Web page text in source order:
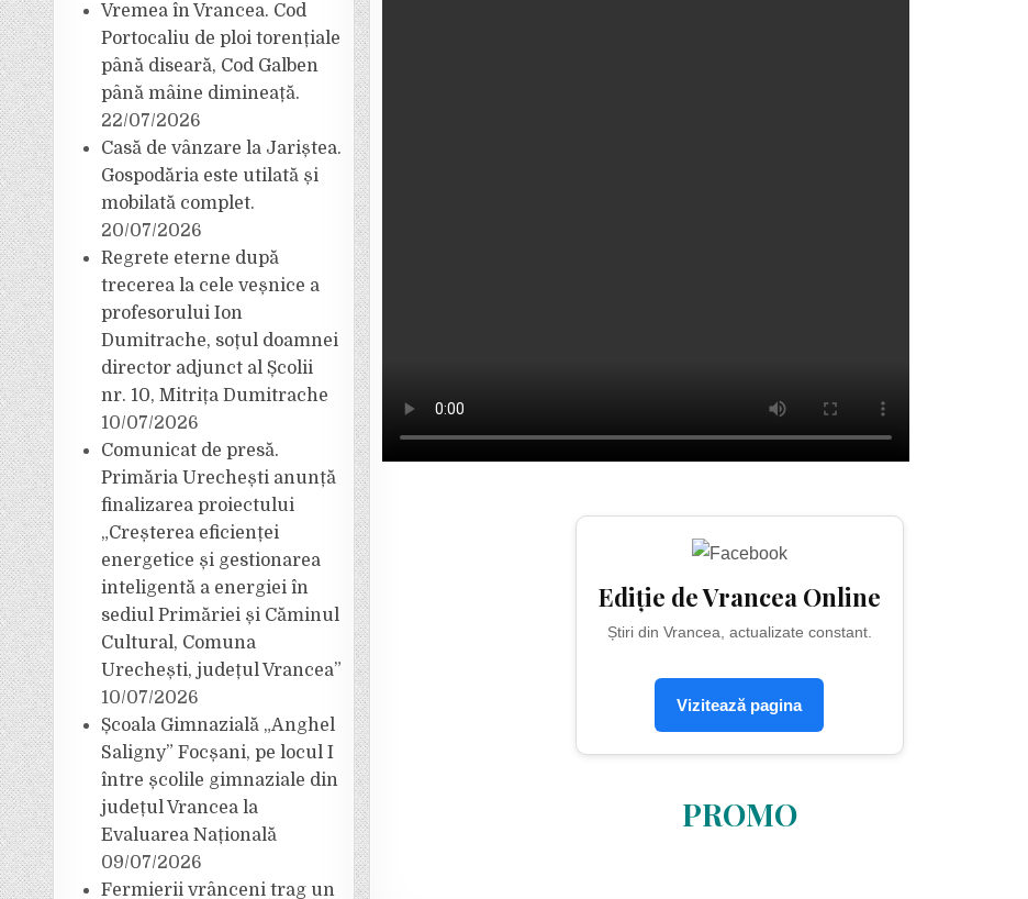
Ediție de Vrancea Online
Știri din Vrancea, actualizate constant.
Vizitează pagina
PROMO
Vremea în Vrancea. Cod
Portocaliu de ploi torențiale
până diseară, Cod Galben
până mâine dimineață.
22/07/2026
Casă de vânzare la Jariștea.
Gospodăria este utilată și
mobilată complet.
20/07/2026
Regrete eterne după
trecerea la cele veșnice a
profesorului Ion
Dumitrache, soțul doamnei
director adjunct al Școlii
nr. 10, Mitrița Dumitrache
10/07/2026
Comunicat de presă.
Primăria Urechești anunță
finalizarea proiectului
„Creșterea eficienței
energetice și gestionarea
inteligentă a energiei în
sediul Primăriei și Căminul
Cultural, Comuna
Urechești, județul Vrancea”
10/07/2026
Școala Gimnazială „Anghel
Saligny” Focșani, pe locul I
între școlile gimnaziale din
județul Vrancea la
Evaluarea Națională
09/07/2026
Fermierii vrânceni trag un